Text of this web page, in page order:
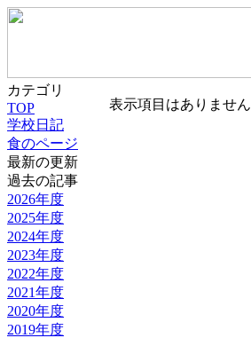
カテゴリ
TOP
学校日記
食のページ
最新の更新
過去の記事
2026年度
2025年度
2024年度
2023年度
2022年度
2021年度
2020年度
2019年度
表示項目はありません